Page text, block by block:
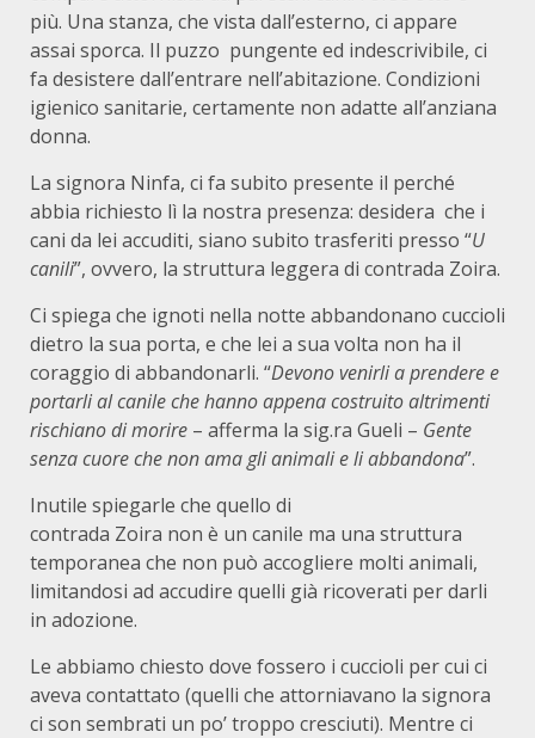
più. Una stanza, che vista dall’esterno, ci appare
assai sporca. Il puzzo pungente ed indescrivibile, ci
fa desistere dall’entrare nell’abitazione. Condizioni
igienico sanitarie, certamente non adatte all’anziana
donna.
La signora Ninfa, ci fa subito presente il perché
abbia richiesto lì la nostra presenza: desidera che i
cani da lei accuditi, siano subito trasferiti presso “U
canili”, ovvero, la struttura leggera di contrada Zoira.
Ci spiega che ignoti nella notte abbandonano cuccioli
dietro la sua porta, e che lei a sua volta non ha il
coraggio di abbandonarli. “Devono venirli a prendere e
portarli al canile che hanno appena costruito altrimenti
rischiano di morire – afferma la sig.ra Gueli – Gente
senza cuore che non ama gli animalie li abbandona”.
Inutile spiegarle che quello di
contrada Zoira non è un canile ma una struttura
temporanea che non può accogliere molti animali,
limitandosi ad accudire quelli già ricoverati per darli
in adozione.
Le abbiamo chiesto dove fossero i cuccioli per cui ci
aveva contattato (quelli che attorniavano la signora
ci son sembrati un po’ troppo cresciuti). Mentre ci